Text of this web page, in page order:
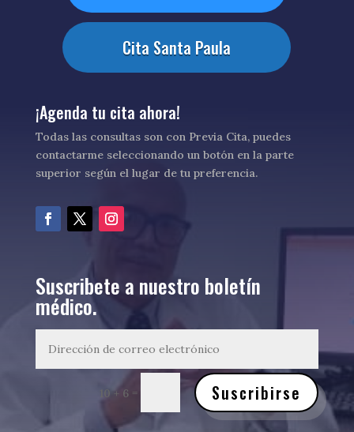
Cita Santa Paula
¡Agenda tu cita ahora!
Todas las consultas son con Previa Cita, puedes
contactarme seleccionando un botón en la parte
superior según el lugar de tu preferencia.
Suscribete a nuestro boletín
médico.
10 + 6 = Suscribirse